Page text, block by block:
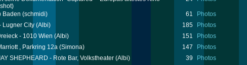
Baden (schmidi) 61
Photos
Lugner City (Albi) 185
Photos
- 1010 Wien (Albi) 151
Photos
, Parkring 12a (Simona) 147
Photos
SHEPHEARD - Rote Bar, Volkstheater (Albi) 39
Photos